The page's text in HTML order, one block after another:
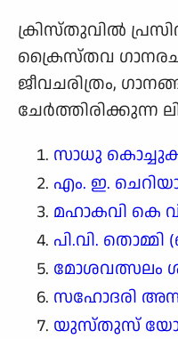
ക്രിസ്തുവിൽ
ക്രൈസ്തവ
ജീവചരിത്രം,
ചേർത്തിരിക്കുന്ന
സാധു
എം. ഇ.
മഹാകവി
പി.വി.
മോശവത്സലം
സഹോദരി
യുസ്‌തുസ്‌